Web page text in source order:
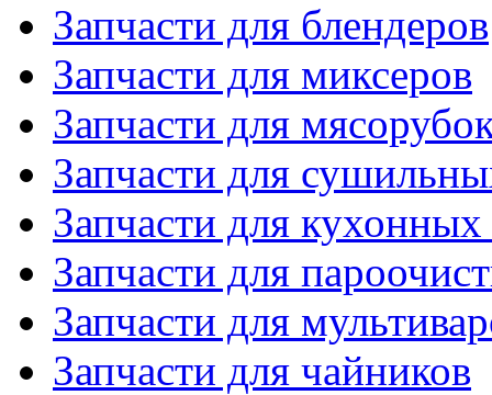
Запчасти для блендеров
Запчасти для миксеров
Запчасти для
Запчасти для
Запчасти для
Запчасти для
Запчасти для
Запчасти для чайников